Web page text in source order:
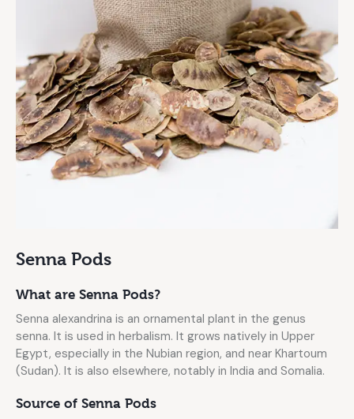
Senna Pods
What are Senna Pods?
Senna alexandrina is an ornamental plant in the genus
senna. It is used in herbalism. It grows natively in Upper
Egypt, especially in the Nubian region, and near Khartoum
(Sudan). It is also elsewhere, notably in India and Somalia.
Source of Senna Pods